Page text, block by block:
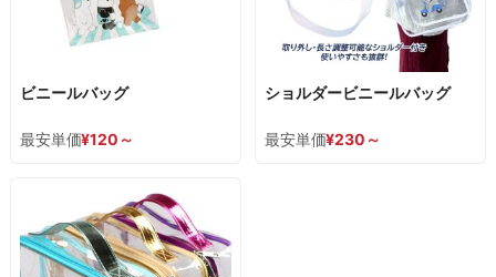
最安単価¥120 ～
ビニールバッグ
最安単価¥230 ～
ショルダービニールバッグ